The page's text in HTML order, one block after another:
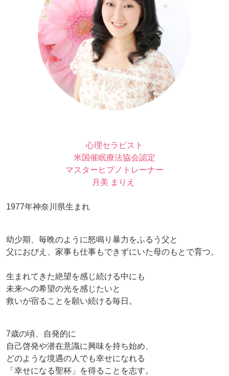
心理セラピスト
米国催眠療法協会認定
マスターヒプノトレーナー
月美 まりえ
1977年神奈川県生まれ
幼少期、毎晩のように怒鳴り暴力をふるう父と
父におびえ、家事も仕事もできずにいた母のもとで育つ。
生まれてきた絶望を感じ続ける中にも
未来への希望の光を感じたいと
救いが宿ることを願い続ける毎日。
7歳の頃、自発的に
自己啓発や潜在意識に興味を持ち始め、
どのような境遇の人でも幸せになれる
「幸せになる聖杯」を得ることを志す。